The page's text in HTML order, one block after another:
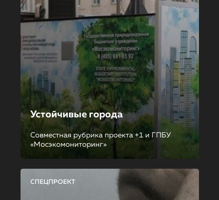
Устойчивые города
Совместная рубрика проекта +1 и ГПБУ
«Мосэкомониторинг»
СПЕЦПРОЕКТ